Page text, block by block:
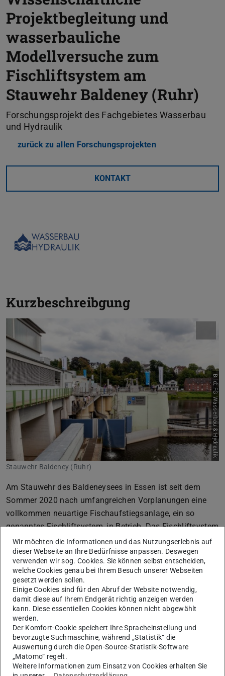
Projektbegleitung und
wasserbauliche
Modellversuche zum
Fischliftsystem am
Stauwehr Baldeney (Ruhr)
Forschungsprojekt des Fachgebietes Wasserbau
und Hydraulik
zurück zu allen Forschungsprojekten
KONTAKT
Kurzbeschreibgung
Bild: FG Wasserbau & Hydraulik
Stauwehr Baldeney (Ruhr)
Am Stauwehr des Baldeneysees in Essen ist seit dem
Sommer 2020 nach umfangreichen Vorplanungen eine
vollkommen neuartige Fischaufstiegsanlage, ein so
genanntes Fischliftsystem, in Betrieb. Das Fischliftsystem
besteht aus zwei senkrecht aufgestellten Röhren, in denen
der Wasserstand zwischen Ober- und Unterwasser durch
Befüllen bzw. Entleeren ausgeglichen wird. Füllt sich die
Röhre mit Wasser, steigt der hierin befindliche
wassergefüllte Liftkorb auf und befördert die Fische nach
oben. Anschließend wird die Röhre entleert und der
Liftkorb sinkt wieder ab. Damit wanderwillige Fische stets
einen „freien“ Lift vorfinden, werden die beiden Röhren
alternierend betrieben.
Das Fachgebiet Wasserbau und Hydraulik koordinierte
Wir möchten die Informationen und das Nutzungserlebnis auf
dieser Webseite an Ihre Bedürfnisse anpassen. Deswegen
verwenden wir sog. Cookies. Sie können selbst entscheiden,
welche Cookies genau bei Ihrem Besuch unserer Webseiten
gesetzt werden sollen.
Einige Cookies sind für den Abruf der Website notwendig,
damit diese auf Ihrem Endgerät richtig anzeigen werden
kann. Diese essentiellen Cookies können nicht abgewählt
werden.
Der Komfort-Cookie speichert Ihre Spracheinstellung und
bevorzugte Suchmaschine, während „Statistik“ die
Auswertung durch die Open-Source-Statistik-Software
„Matomo“ regelt.
Weitere Informationen zum Einsatz von Cookies erhalten Sie